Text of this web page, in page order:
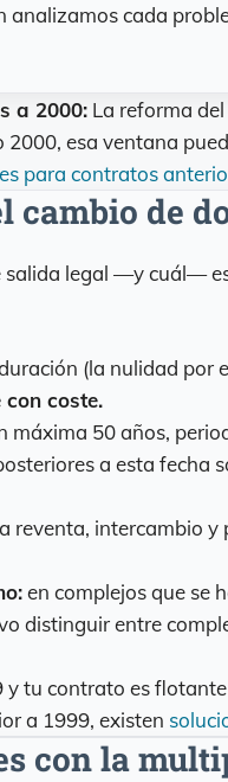
cada
a 2000: La reforma
esa ventana
para contratos
cambio de
legal —y cuál—
(la nulidad por
coste.
máxima 50 años,
a esta fecha
reventa, intercambio
en complejos que se
distinguir entre
tu contrato es
a 1999, existen
con la